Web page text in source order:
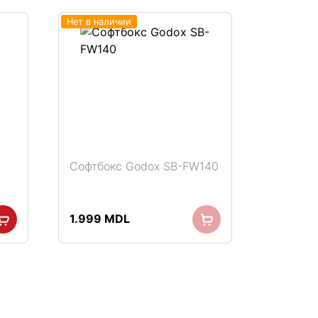
Нет в наличии
Софтбокс Godox SB-FW140
1.999 MDL